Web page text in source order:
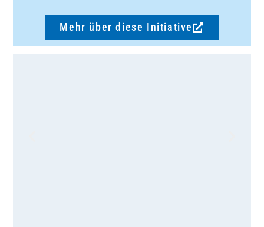
Mehr über diese Initiative